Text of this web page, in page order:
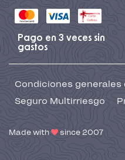
Pago en 3 veces sin
gastos
Condiciones generales
Seguro Multirriesgo
Made with since 2007